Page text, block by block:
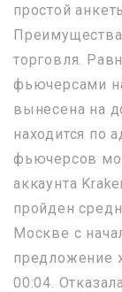
простой
торговля.
фьючерсами
вынесена на
находится по
фьючерсов
аккаунта
пройден
Москве с
предложение
00:04.